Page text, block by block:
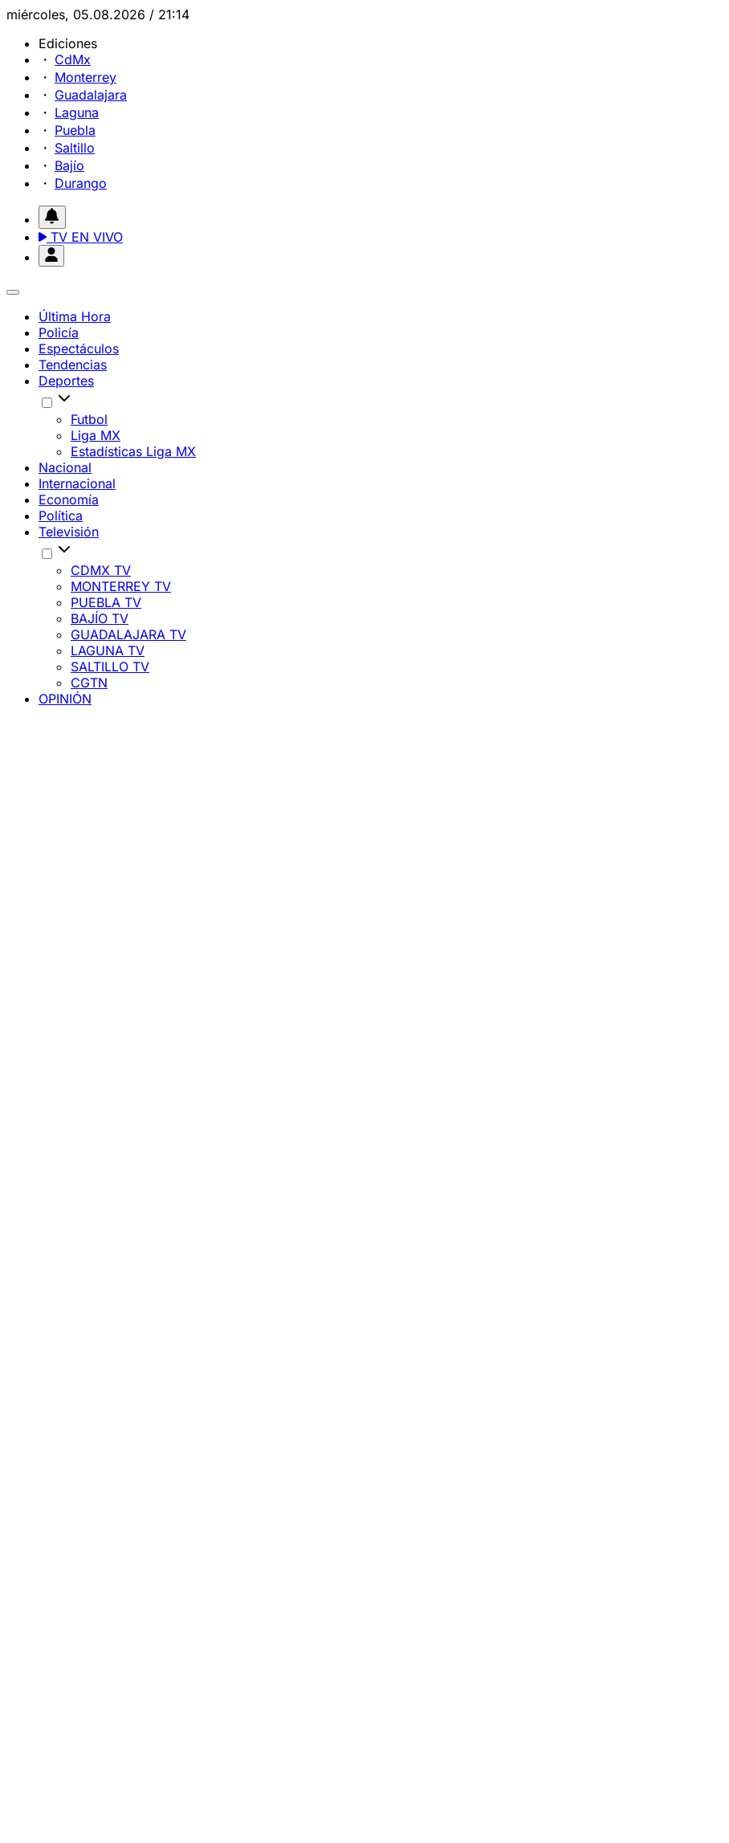
miércoles, 05.08.2026 / 21:14
Ediciones
CdMx
Monterrey
Guadalajara
Laguna
Puebla
Saltillo
Bajío
Durango
TV EN VIVO
Última Hora
Policía
Espectáculos
Tendencias
Deportes
Futbol
Liga MX
Estadísticas Liga MX
Nacional
Internacional
Economía
Política
Televisión
CDMX TV
MONTERREY TV
PUEBLA TV
BAJÍO TV
GUADALAJARA TV
LAGUNA TV
SALTILLO TV
CGTN
OPINIÓN